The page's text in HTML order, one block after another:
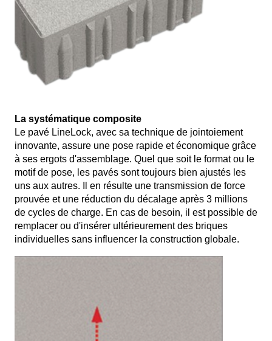
La systématique composite
Le pavé LineLock, avec sa technique de jointoiement
innovante, assure une pose rapide et économique grâce
à ses ergots d'assemblage. Quel que soit le format ou le
motif de pose, les pavés sont toujours bien ajustés les
uns aux autres. Il en résulte une transmission de force
prouvée et une réduction du décalage après 3 millions
de cycles de charge. En cas de besoin, il est possible de
remplacer ou d'insérer ultérieurement des briques
individuelles sans influencer la construction globale.